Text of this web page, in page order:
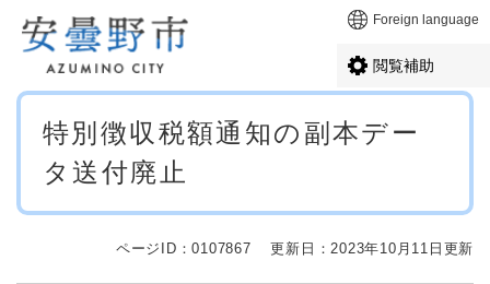
メニューを飛ばして本文へ Foreign language
閲覧補助
本
特別徴収税額通知の副本デー
タ送付廃止
ページID：0107867 更新日：2023年10月11日更新